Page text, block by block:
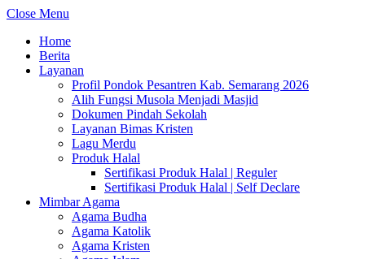
Close Menu
Home
Berita
Layanan
Profil Pondok Pesantren Kab. Semarang 2026
Alih Fungsi Musola Menjadi Masjid
Dokumen Pindah Sekolah
Layanan Bimas Kristen
Lagu Merdu
Produk Halal
Sertifikasi Produk Halal | Reguler
Sertifikasi Produk Halal | Self Declare
Mimbar Agama
Agama Budha
Agama Katolik
Agama Kristen